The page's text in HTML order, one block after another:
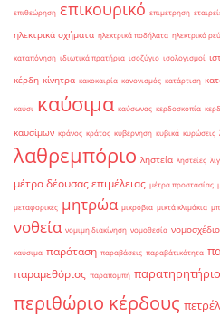
επιθεώρηση επικουρικό επιμέτρηση
ηλεκτρικά οχήματα ηλεκτρικά ποδήλατα ηλεκτρικό
καταπόνηση ιδιωτικά πρατήρια ισοζύγιο ισολογισμοί
κέρδη κίνητρα κακοκαιρία κανονισμός κατάρτιση
καύσι καύσιμα καύσωνας κερδοσκοπία
καυσίμων κράνος κράτος κυβέρνηση κυβικά κυρώσεις
λαθρεμπόριο ληστεία ληστείες
μέτρα δέουσας επιμέλειας μέτρα προστασίας
μεταφορικές μητρώα μικρόβια μικτά κλιμάκια
νοθεία νομιμη διακίνηση νομοθεσία νομοσχέδιο
καύσιμα παράταση παραβάσεις παραβάτικότητα
παραμεθόριος παραπομπή
περιθώριο κέρδους